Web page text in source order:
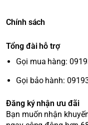
Chính sách
Tổng đài hỗ trợ
Gọi mua hàng:
Gọi bảo hành:
Đăng ký nhận ưu đãi
Bạn muốn nhận